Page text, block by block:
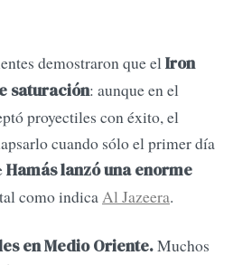
demostraron que elIron
saturación: aunque en el
proyectiles con éxito, el
cuando sólo el primer día
Hamás lanzóuna enorme
como indicaAl Jazeera.
en Medio Oriente.Muchos